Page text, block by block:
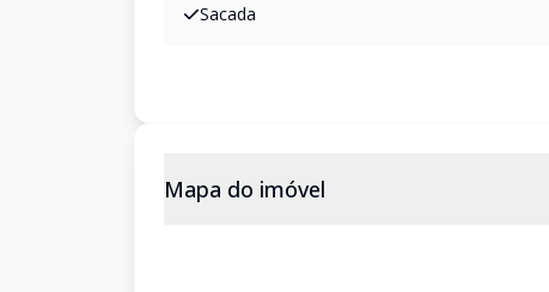
Sacada
Mapa do imóvel